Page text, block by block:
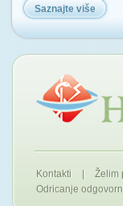
Saznajte više
Kontakti Želim
Odricanje